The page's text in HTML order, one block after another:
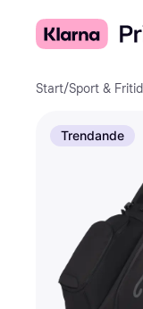
Start/Sport & Fritid
Trendande